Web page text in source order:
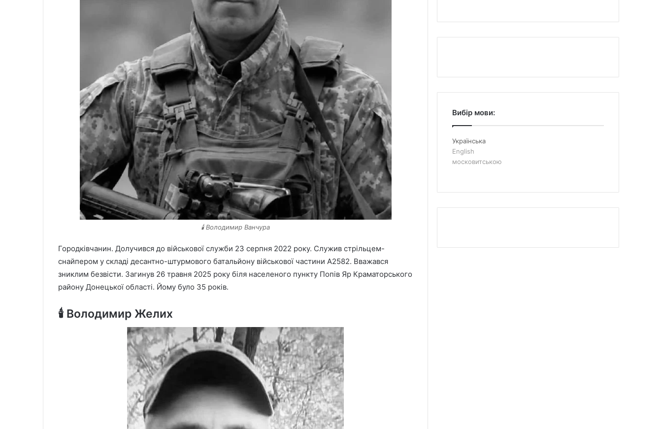
🕯️ Володимир Ванчура
Городківчанин. Долучився до військової служби 23 серпня 2022 року. Служив стрільцем-
снайпером у складі десантно-штурмового батальйону військової частини А2582. Вважався
зниклим безвісти. Загинув 26 травня 2025 року біля населеного пункту Попів Яр Краматорського
району Донецької області. Йому було 35 років.
🕯️ Володимир Желих
Вибір мови:
Українська
English
московитською